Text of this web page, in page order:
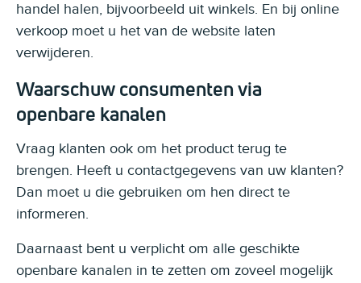
handel halen, bijvoorbeeld uit winkels. En bij online
verkoop moet u het van de website laten
verwijderen.
Waarschuw consumenten via
openbare kanalen
Vraag klanten ook om het product terug te
brengen. Heeft u contactgegevens van uw klanten?
Dan moet u die gebruiken om hen direct te
informeren.
Daarnaast bent u verplicht om alle geschikte
openbare kanalen in te zetten om zoveel mogelijk